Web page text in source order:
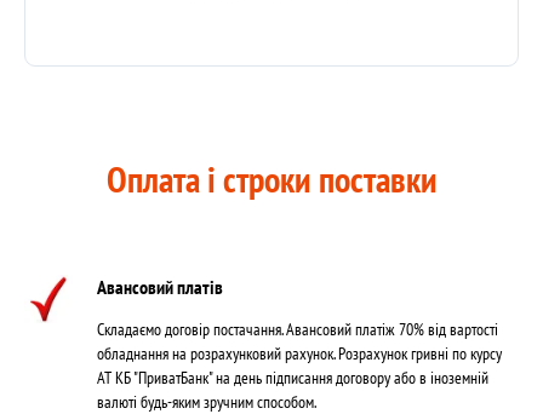
Оплата і строки поставки
Авансовий платів
Складаємо договір постачання. Авансовий платіж 70% від вартості
обладнання на розрахунковий рахунок. Розрахунок гривні по курсу
АТ КБ "ПриватБанк" на день підписання договору або в іноземній
валюті будь-яким зручним способом.